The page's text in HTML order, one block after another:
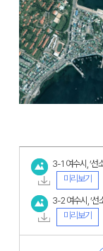
3-1 여수시, ‘선
미리보기
3-2 여수시, ‘선
미리보기